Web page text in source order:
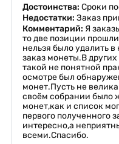
Достоинства: Сроки
Недостатки: Заказ
Комментарий: Я
то две позиции
нельзя было удалить
заказ монеты.В
такой не понятной
осмотре был
монет.Пусть не
своём собрании было
монет,как и список
первого полученного
интересно,а
всеми.Спасибо.